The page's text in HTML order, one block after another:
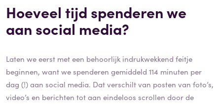
Hoeveel tijd spenderen we
aan social media?
Laten we eerst met een behoorlijk indrukwekkend feitje
beginnen, want we spenderen gemiddeld 114 minuten per
dag (!) aan social media. Dat verschilt van posten van foto’s,
video’s en berichten tot aan eindeloos scrollen door de